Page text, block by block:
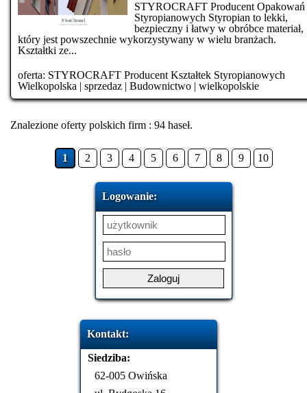
STYROCRAFT Producent Opakowań
Styropianowych Styropian to lekki,
bezpieczny i łatwy w obróbce materiał,
który jest powszechnie wykorzystywany w wielu branżach.
Kształtki ze...
oferta: STYROCRAFT Producent Kształtek Styropianowych
Wielkopolska | sprzedaz | Budownictwo | wielkopolskie
Znalezione oferty polskich firm : 94 haseł.
1 2 3 4 5 6 7 8 9 10
Logowanie:
Kontakt:
Siedziba:
62-005 Owińska